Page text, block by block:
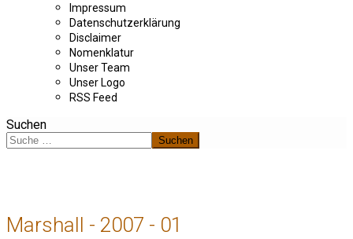
Impressum
Datenschutzerklärung
Disclaimer
Nomenklatur
Unser Team
Unser Logo
RSS Feed
Suchen
Suchen
Marshall - 2007 - 01